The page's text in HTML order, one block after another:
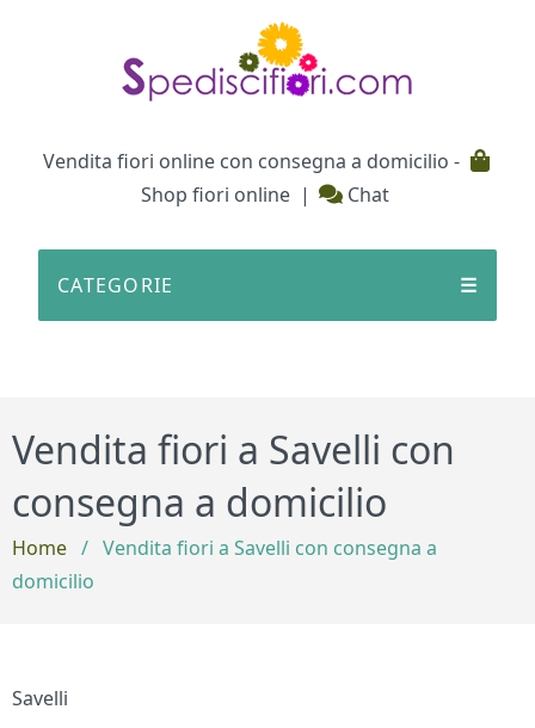
Vendita fiori online con consegna a domicilio -
Shop fiori online | Chat
CATEGORIE ☰
Vendita fiori a Savelli con
consegna a domicilio
Home / Vendita fiori a Savelli con consegna a
domicilio
Savelli